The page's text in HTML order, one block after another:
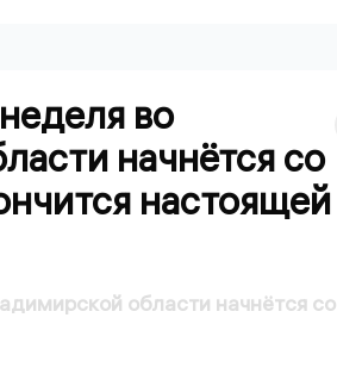
во
начнётся со
настоящей
области начнётся со